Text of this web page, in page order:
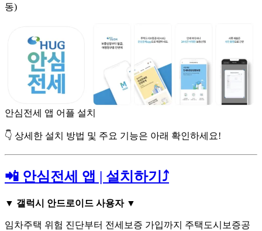
동)
안심전세 앱 어플 설치
👇 상세한 설치 방법 및 주요 기능은 아래 확인하세요!
📲 안심전세 앱 | 설치하기⤴️
▼ 갤럭시 안드로이드 사용자 ▼
임차주택 위험 진단부터 전세보증 가입까지 주택도시보증공